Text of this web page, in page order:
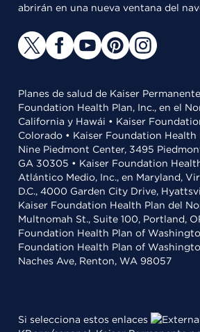
abrirán en una nueva ventana del
Planes de salud de Kaiser
Foundation Health Plan, Inc., en el
California y Hawái • Kaiser
Colorado • Kaiser Foundation Health
Nine Piedmont Center, 3495
GA 30305 • Kaiser Foundation
Atlántico Medio, Inc., en Maryland,
D.C., 4000 Garden City Drive,
Kaiser Foundation Health Plan del
Multnomah St., Suite 100, Portland,
Foundation Health Plan of
Foundation Health Plan of
Naches Ave, Renton, WA 98057
Si selecciona estos enlaces